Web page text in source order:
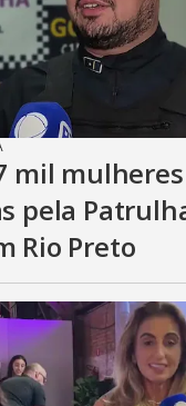
mil
pela
Rio Preto